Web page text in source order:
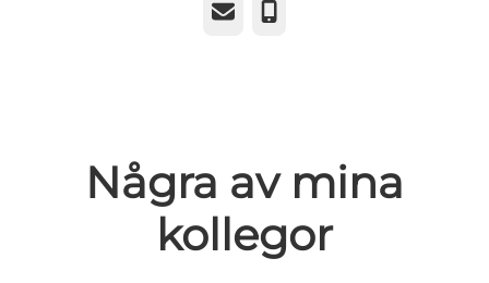
E-postTelefon
Några av mina
kollegor